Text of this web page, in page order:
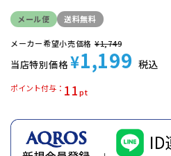
メール便 送料無料
メーカー希望小売価格 ¥1,749
当店特別価格 ¥1,199 税込
11
ポイント付与